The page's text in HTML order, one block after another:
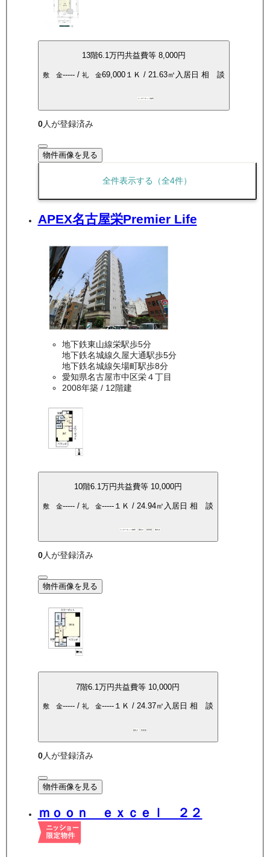
13階6.1万円共益費等 8,000円
敷 金-----/ 礼 金69,000１Ｋ / 21.63㎡ 入居日 相 談
インターネット無料
0人が登録済み
物件画像を見る
全件表示する（全4件）
APEX名古屋栄Premier Life
地下鉄東山線栄駅歩5分
地下鉄名城線久屋大通駅歩5分
地下鉄名城線矢場町駅歩8分
愛知県名古屋市中区栄４丁目
2008年築/ 12階建
10階6.1万円共益費等 10,000円
敷 金-----/ 礼 金-----１Ｋ / 24.94㎡ 入居日 相 談
インターネット無料 敷礼0 角部屋 南向き
0人が登録済み
物件画像を見る
7階6.1万円共益費等 10,000円
敷 金-----/ 礼 金-----１Ｋ / 24.37㎡ 入居日 相 談
敷礼0 角部屋
0人が登録済み
物件画像を見る
ｍｏｏｎ ｅｘｃｅｌ ２２